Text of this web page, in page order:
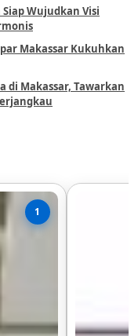
Siap Wujudkan Visi
Makassar Kukuhkan
di Makassar, Tawarkan
1